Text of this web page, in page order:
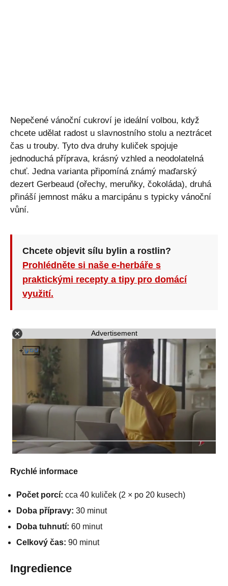
Nepečené vánoční cukroví je ideální volbou, když
chcete udělat radost u slavnostního stolu a neztrácet
čas u trouby. Tyto dva druhy kuliček spojuje
jednoduchá příprava, krásný vzhled a neodolatelná
chuť. Jedna varianta připomíná známý maďarský
dezert Gerbeaud (ořechy, meruňky, čokoláda), druhá
přináší jemnost máku a marcipánu s typicky vánoční
vůní.
Chcete objevit sílu bylin a rostlin?
Prohlédněte si naše e-herbáře s
praktickými recepty a tipy pro domácí
využití.
Advertisement
Rychlé informace
Počet porcí: cca 40 kuliček (2 × po 20 kusech)
Doba přípravy: 30 minut
Doba tuhnutí: 60 minut
Celkový čas: 90 minut
Ingredience